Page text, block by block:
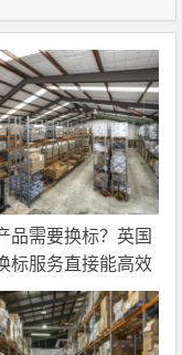
品需要换标？英国
标服务直接能高效